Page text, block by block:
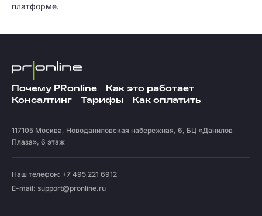
платформе.
Почему PRonline
Как это работает
Консалтинг
Тарифы Как оплатить
117105 Москва, Новоданиловская набережная, 6, БЦ «Данилов
Плаза», 6 этаж
Наш телефон: +7 495 221 6912
E-mail: support@pronline.ru